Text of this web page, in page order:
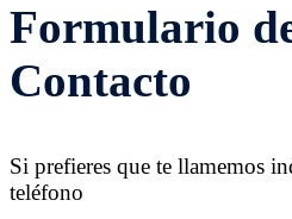
Formulario
Contacto
Si prefieres que te llamemos
teléfono